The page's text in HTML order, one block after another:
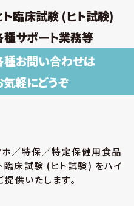
ト臨床試験 (ヒト試験)
種サポート業務等
種お問い合わせは
気軽にどうぞ
ホ／特保／特定保健用食品
臨床試験 (ヒト試験) をハイ
供いたします。